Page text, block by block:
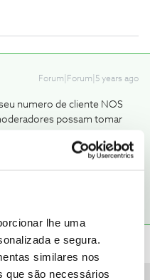
lhe uma
e segura.
similares nos
que são necessários
Forum|Forum|5 years ago
numero de cliente NOS
possam tomar